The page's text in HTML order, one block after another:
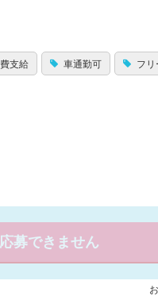
支給 車通勤可 フリ
募できません